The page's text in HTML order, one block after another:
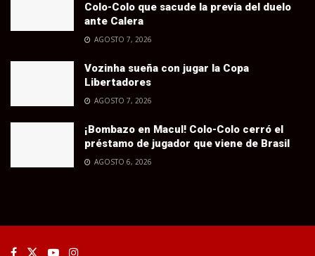
Colo-Colo que sacude la previa del duelo
ante Calera
AGOSTO 7, 2026
Vozinha sueña con jugar la Copa
Libertadores
AGOSTO 7, 2026
¡Bombazo en Macul! Colo-Colo cerró el
préstamo de jugador que viene de Brasil
AGOSTO 6, 2026